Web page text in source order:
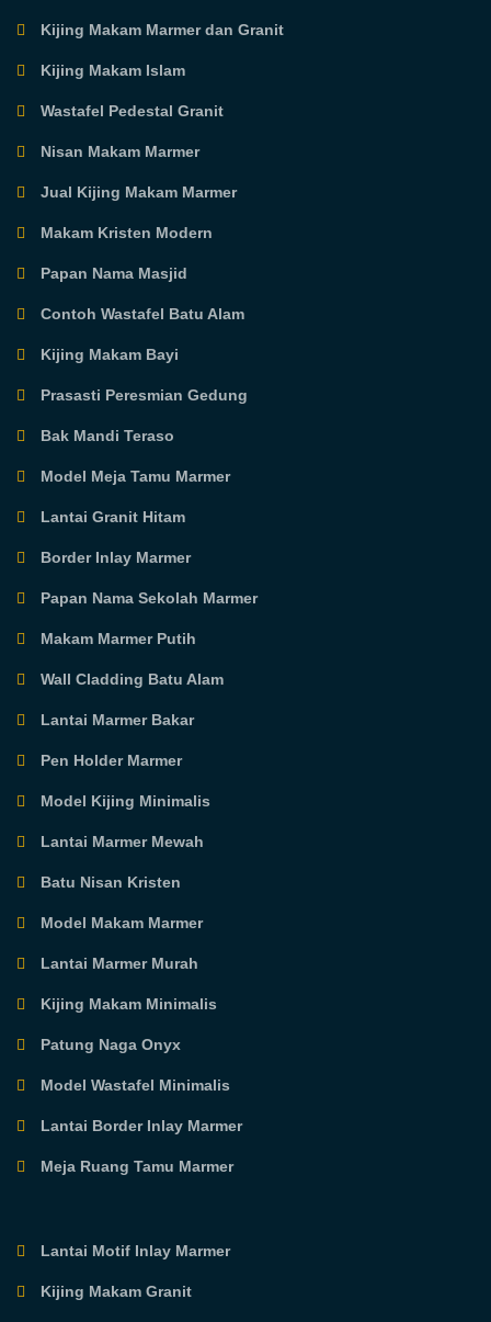
Kijing Makam Marmer dan Granit
Kijing Makam Islam
Wastafel Pedestal Granit
Nisan Makam Marmer
Jual Kijing Makam Marmer
Makam Kristen Modern
Papan Nama Masjid
Contoh Wastafel Batu Alam
Kijing Makam Bayi
Prasasti Peresmian Gedung
Bak Mandi Teraso
Model Meja Tamu Marmer
Lantai Granit Hitam
Border Inlay Marmer
Papan Nama Sekolah Marmer
Makam Marmer Putih
Wall Cladding Batu Alam
Lantai Marmer Bakar
Pen Holder Marmer
Model Kijing Minimalis
Lantai Marmer Mewah
Batu Nisan Kristen
Model Makam Marmer
Lantai Marmer Murah
Kijing Makam Minimalis
Patung Naga Onyx
Model Wastafel Minimalis
Lantai Border Inlay Marmer
Meja Ruang Tamu Marmer
Lantai Motif Inlay Marmer
Kijing Makam Granit